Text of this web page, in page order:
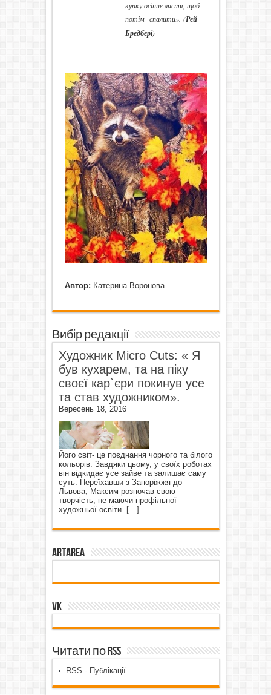
купку осіннє листя, щоб
потім спалити». (Рей
Бредбері)
Автор: Катерина Воронова
Вибір редакції
Художник Micro Cuts: « Я
був кухарем, та на піку
своєї кар`єри покинув усе
та став художником».
Вересень 18, 2016
Його світ- це поєднання чорного та білого
кольорів. Завдяки цьому, у своїх роботах
він відкидає усе зайве та залишає саму
суть. Переїхавши з Запоріжжя до
Львова, Максим розпочав свою
творчість, не маючи профільної
художньої освіти. […]
ArtArea
VK
Читати по RSS
RSS - Публікації